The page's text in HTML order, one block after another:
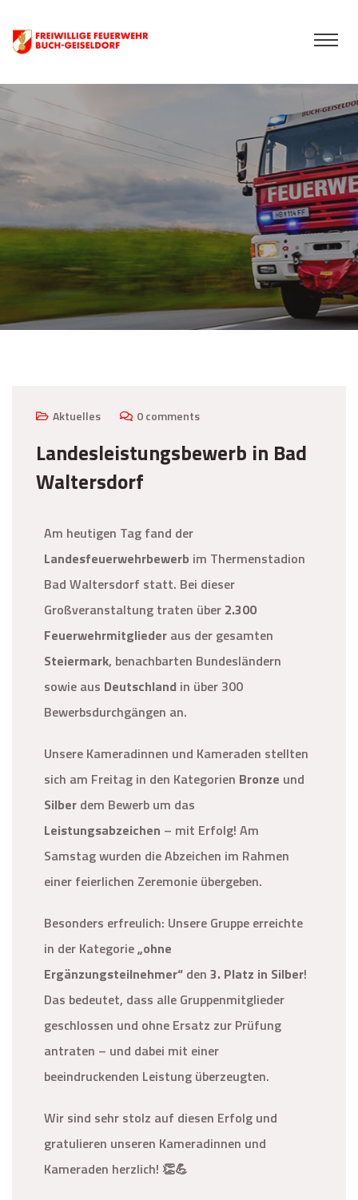
Aktuelles 0 comments
Landesleistungsbewerb in Bad
Waltersdorf
Am heutigen Tag fand der
Landesfeuerwehrbewerb im Thermenstadion
Bad Waltersdorf statt. Bei dieser
Großveranstaltung traten über 2.300
Feuerwehrmitglieder aus der gesamten
Steiermark, benachbarten Bundesländern
sowie aus Deutschland in über 300
Bewerbsdurchgängen an.
Unsere Kameradinnen und Kameraden stellten
sich am Freitag in den Kategorien Bronze und
Silber dem Bewerb um das
Leistungsabzeichen – mit Erfolg! Am
Samstag wurden die Abzeichen im Rahmen
einer feierlichen Zeremonie übergeben.
Besonders erfreulich: Unsere Gruppe erreichte
in der Kategorie„ohne
Ergänzungsteilnehmer“ den 3. Platz in Silber!
Das bedeutet, dass alle Gruppenmitglieder
geschlossen und ohne Ersatz zur Prüfung
antraten – und dabei mit einer
beeindruckenden Leistung überzeugten.
Wir sind sehr stolz auf diesen Erfolg und
gratulieren unseren Kameradinnen und
Kameraden herzlich! 👏💪